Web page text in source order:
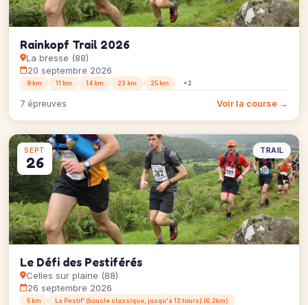
Rainkopf Trail 2026
La bresse (88)
20 septembre 2026
9 km 11 km 14 km 23 km 25 km +2
7 épreuves Voir la course →
SEPT
26
TRAIL
Le Défi des Pestiférés
Celles sur plaine (88)
26 septembre 2026
5 km
La Pestif' (boucle classique, jusqu'à 12 tours) (6.2km)